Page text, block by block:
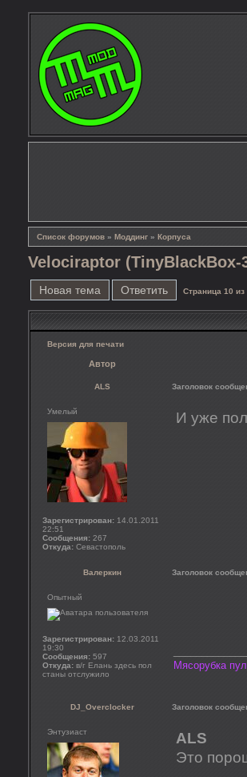
Список форумов » Моддинг » Корпуса
Velociraptor (TinyBlackBox-
Новая тема Ответить Страница 10 из
Версия для печати
Автор
ALS Заголовок
Умелый
Зарегистрирован: 14.01.2011
22:51
Сообщения: 267
Откуда: Севастополь
И уже
Валеркин Заголовок
Опытный
Зарегистрирован: 12.03.2011
19:30
Сообщения: 597
Откуда: в/г Елань здесь пол
станы отслужило
Мясорубка
DJ_Overclocker Заголовок
Энтузиаст
ALS
Это